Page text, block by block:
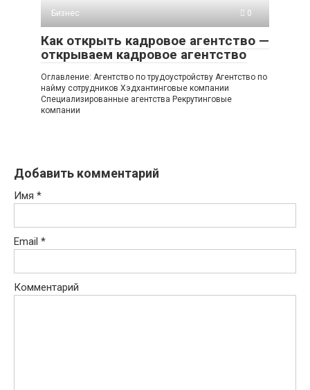
Бизнес
0
Как открыть кадровое агентство —
открываем кадровое агентство
Оглавление: Агентство по трудоустройству Агентство по
найму сотрудников Хэдхантинговые компании
Специализированные агентства Рекрутинговые
компании
Добавить комментарий
Имя *
Email *
Комментарий